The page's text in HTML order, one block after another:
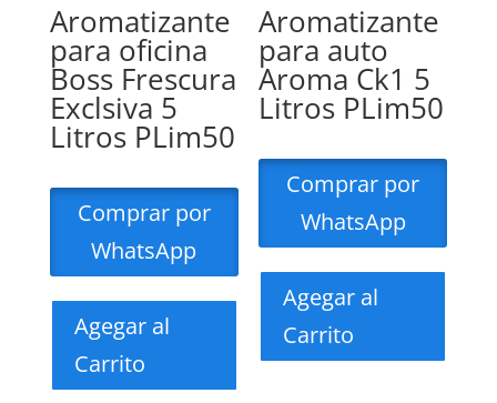
Aromatizante
para oficina
Boss Frescura
Exclsiva 5
Litros PLim50
Comprar por
WhatsApp
Agegar al
Carrito
Aromatizante
para auto
Aroma Ck1 5
Litros PLim50
Comprar por
WhatsApp
Agegar al
Carrito